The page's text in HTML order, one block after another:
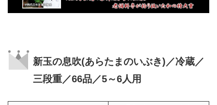
新玉の息吹(あらたまのいぶき)／冷蔵／
三段重／66品／5～6人用